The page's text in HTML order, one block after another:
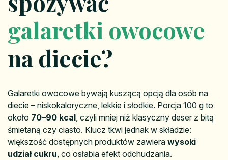
galaretki owocowe
na diecie?
Galaretki owocowe bywają kuszącą opcją dla osób na
diecie – niskokaloryczne, lekkie i słodkie. Porcja 100 g to
około 70–90 kcal , czyli mniej niż klasyczny deser z bitą
śmietaną czy ciasto. Klucz tkwi jednak w składzie:
większość dostępnych produktów zawiera wysoki
udział cukru , co osłabia efekt odchudzania.